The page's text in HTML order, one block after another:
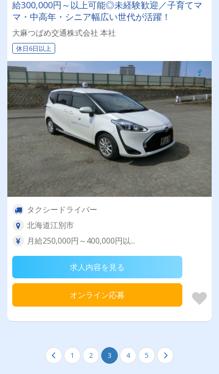
給300,000円～以上可能◎未経験歓迎／子育てマ
マ・中高年・シニア幅広い世代が活躍！
大麻つばめ交通株式会社 本社
休日6日以上
タクシードライバー
北海道江別市
月給250,000円～400,000円以...
求人内容を見る
オンライン応募
1 2 3 4 5